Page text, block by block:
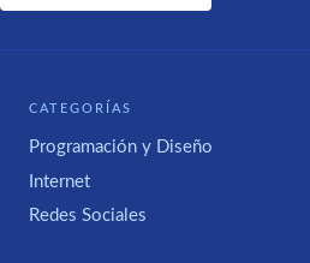
CATEGORÍAS
Programación y Diseño
Internet
Redes Sociales